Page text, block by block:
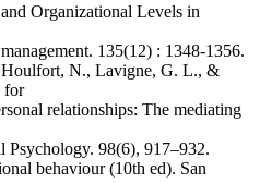
Organizational Levels in
135(12) : 1348-1356.
N., Lavigne, G. L., &
for
relationships: The mediating
Psychology. 98(6), 917–932.
behaviour (10th ed). San